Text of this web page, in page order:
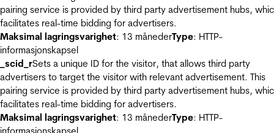
pairing service is provided by third party advertisement hubs,
facilitates real-time bidding for advertisers.
Maksimal lagringsvarighet: 13 månederType: HTTP-
informasjonskapsel
_scid_rSets a unique ID for the visitor, that allows third party
advertisers to target the visitor with relevant advertisement. This
pairing service is provided by third party advertisement hubs,
facilitates real-time bidding for advertisers.
Maksimal lagringsvarighet: 13 månederType: HTTP-